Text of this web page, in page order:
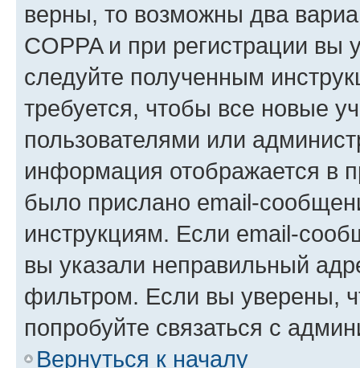
верны, то возможны два
COPPA и при регистрации вы
следуйте полученным
требуется, чтобы все новые
пользователями или
информация отображается в
было прислано email-
инструкциям. Если email-
вы указали неправильный
фильтром. Если вы уверены,
попробуйте связаться с
Вернуться к началу